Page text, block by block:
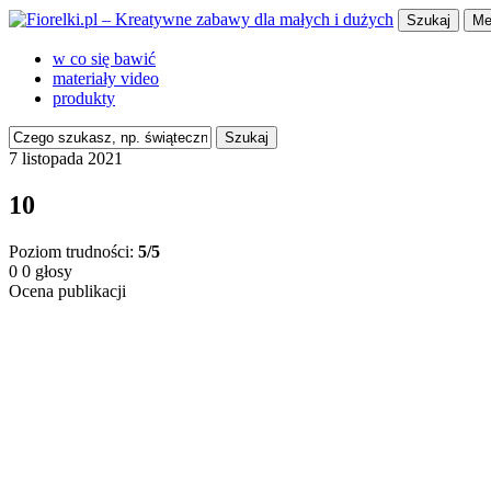
Szukaj
w co się bawić
materiały video
produkty
Szukaj
7 listopada 2021
10
Poziom trudności: 5/5
0 0 głosy
Ocena publikacji